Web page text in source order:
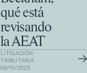
qué está
revisando
la AEAT
LITIGACIÓN
TRIBUTARIA ·
09/10/2025
→